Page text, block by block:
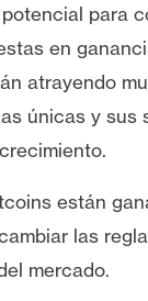
para
en
atrayendo
únicas y sus
están
las
mercado.